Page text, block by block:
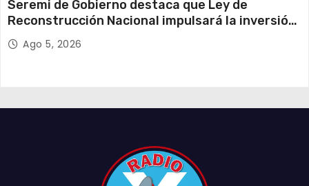
Seremi de Gobierno destaca que Ley de
Reconstrucción Nacional impulsará la inversión
y el empleo en Tarapacá
Ago 5, 2026